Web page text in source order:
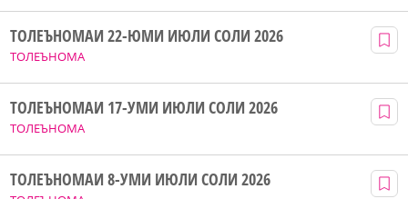
ТОЛЕЪНОМА
ТОЛЕЪНОМАИ 22-ЮМИ ИЮЛИ СОЛИ 2026
ТОЛЕЪНОМА
ТОЛЕЪНОМАИ 17-УМИ ИЮЛИ СОЛИ 2026
ТОЛЕЪНОМАИ 8-УМИ ИЮЛИ СОЛИ 2026